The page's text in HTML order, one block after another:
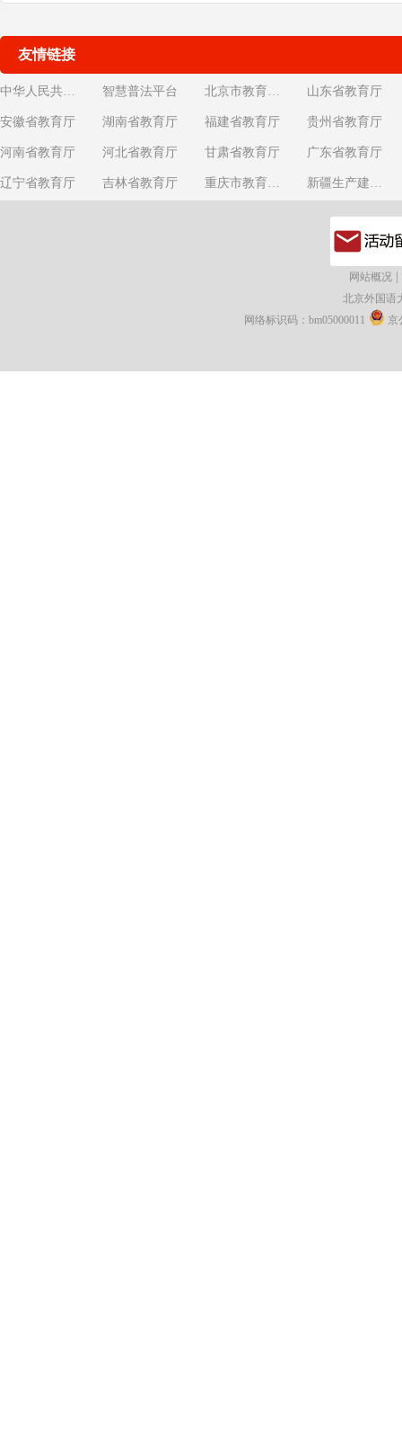
友情链接
中华人民共和国教育部 智慧普法平台 北京市教育委员会 山东省教育厅
安徽省教育厅 湖南省教育厅 福建省教育厅 贵州省教育厅
河南省教育厅 河北省教育厅 甘肃省教育厅 广东省教育厅
辽宁省教育厅 吉林省教育厅 重庆市教育委员会 新疆生产建设兵团教育局
网站概况
北京外国语
网络标识码：bm05000011
京